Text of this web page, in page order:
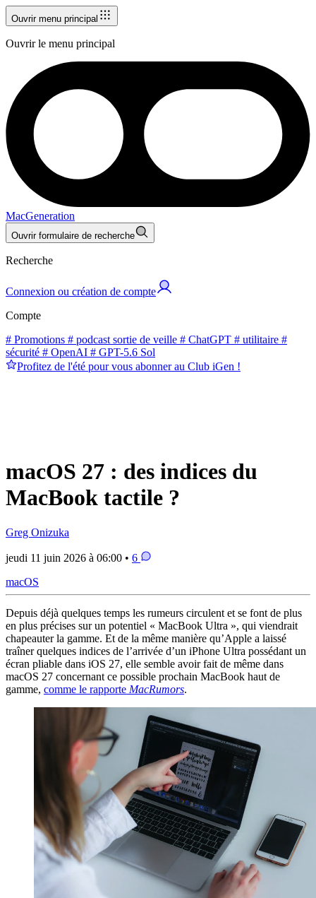
Ouvrir menu principal
Ouvrir le menu principal
MacGeneration
Ouvrir formulaire de recherche
Recherche
Connexion ou création de compte
Compte
# Promotions # podcast sortie de veille # ChatGPT # utilitaire #
sécurité # OpenAI # GPT-5.6 Sol
Profitez de l'été pour vous abonner au Club iGen !
macOS 27 : des indices du
MacBook tactile ?
Greg Onizuka
jeudi 11 juin 2026 à 06:00 • 6
macOS
Depuis déjà quelques temps les rumeurs circulent et se font de plus
en plus précises sur un potentiel « MacBook Ultra », qui viendrait
chapeauter la gamme. Et de la même manière qu’Apple a laissé
traîner quelques indices de l’arrivée d’un iPhone Ultra possédant un
écran pliable dans iOS 27, elle semble avoir fait de même dans
macOS 27 concernant ce possible prochain MacBook haut de
gamme, comme le rapporte MacRumors.